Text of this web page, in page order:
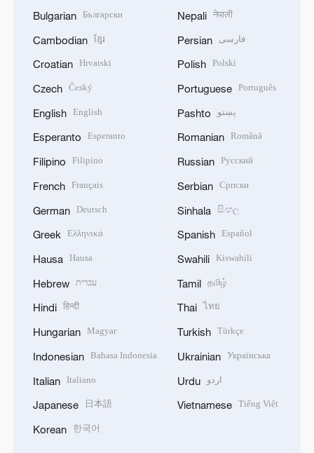
Bulgarian Български
Cambodian ខ្មែរ
Croatian Hrvatski
Czech Český
English English
Esperanto Esperanto
Filipino Filipino
French Français
German Deutsch
Greek Ελληνικά
Hausa Hausa
Hebrew עברית
Hindi हिन्दी
Hungarian Magyar
Indonesian Bahasa Indonesia
Italian Italiano
Japanese 日本語
Korean 한국어
Nepali नेपाली
Persian فارسی
Polish Polski
Portuguese Português
Pashto پښتو
Romanian Română
Russian Русский
Serbian Српски
Sinhala සිංහල
Spanish Español
Swahili Kiswahili
Tamil தமிழ்
Thai ไทย
Turkish Türkçe
Ukrainian Українська
Urdu اردو
Vietnamese Tiếng Việt